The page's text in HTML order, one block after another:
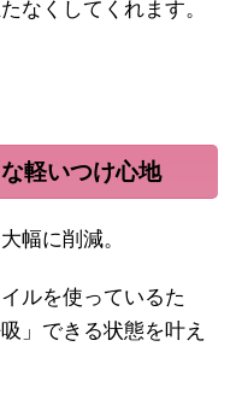
なくしてくれます。
軽いつけ心地
幅に削減。
ルを使っているた
」できる状態を叶え